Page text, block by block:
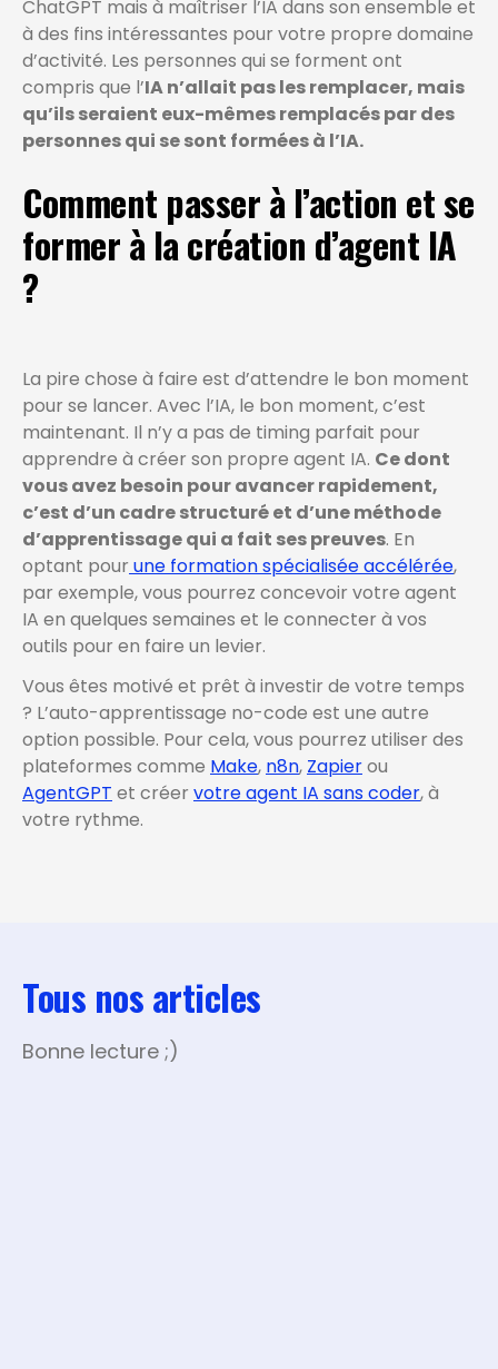
ChatGPT mais à maîtriser l’IA dans son ensemble et
à des fins intéressantes pour votre propre domaine
d’activité. Les personnes qui se forment ont
compris que l’IA n’allait pas les remplacer, mais
qu’ils seraient eux-mêmes remplacés par des
personnes qui se sont formées à l’IA.
Comment passer à l’action et se
former à la création d’agent IA
?
La pire chose à faire est d’attendre le bon moment
pour se lancer. Avec l’IA, le bon moment, c’est
maintenant. Il n’y a pas de timing parfait pour
apprendre à créer son propre agent IA. Ce dont
vous avez besoin pour avancer rapidement,
c’est d’un cadre structuré et d’une méthode
d’apprentissage qui a fait ses preuves. En
optant pour une formation spécialisée accélérée,
par exemple, vous pourrez concevoir votre agent
IA en quelques semaines et le connecter à vos
outils pour en faire un levier.
Vous êtes motivé et prêt à investir de votre temps
? L’auto-apprentissage no-code est une autre
option possible. Pour cela, vous pourrez utiliser des
plateformes comme Make, n8n, Zapierou
AgentGPT et créer votre agent IA sans coder, à
votre rythme.
Tous nos articles
Bonne lecture ;)